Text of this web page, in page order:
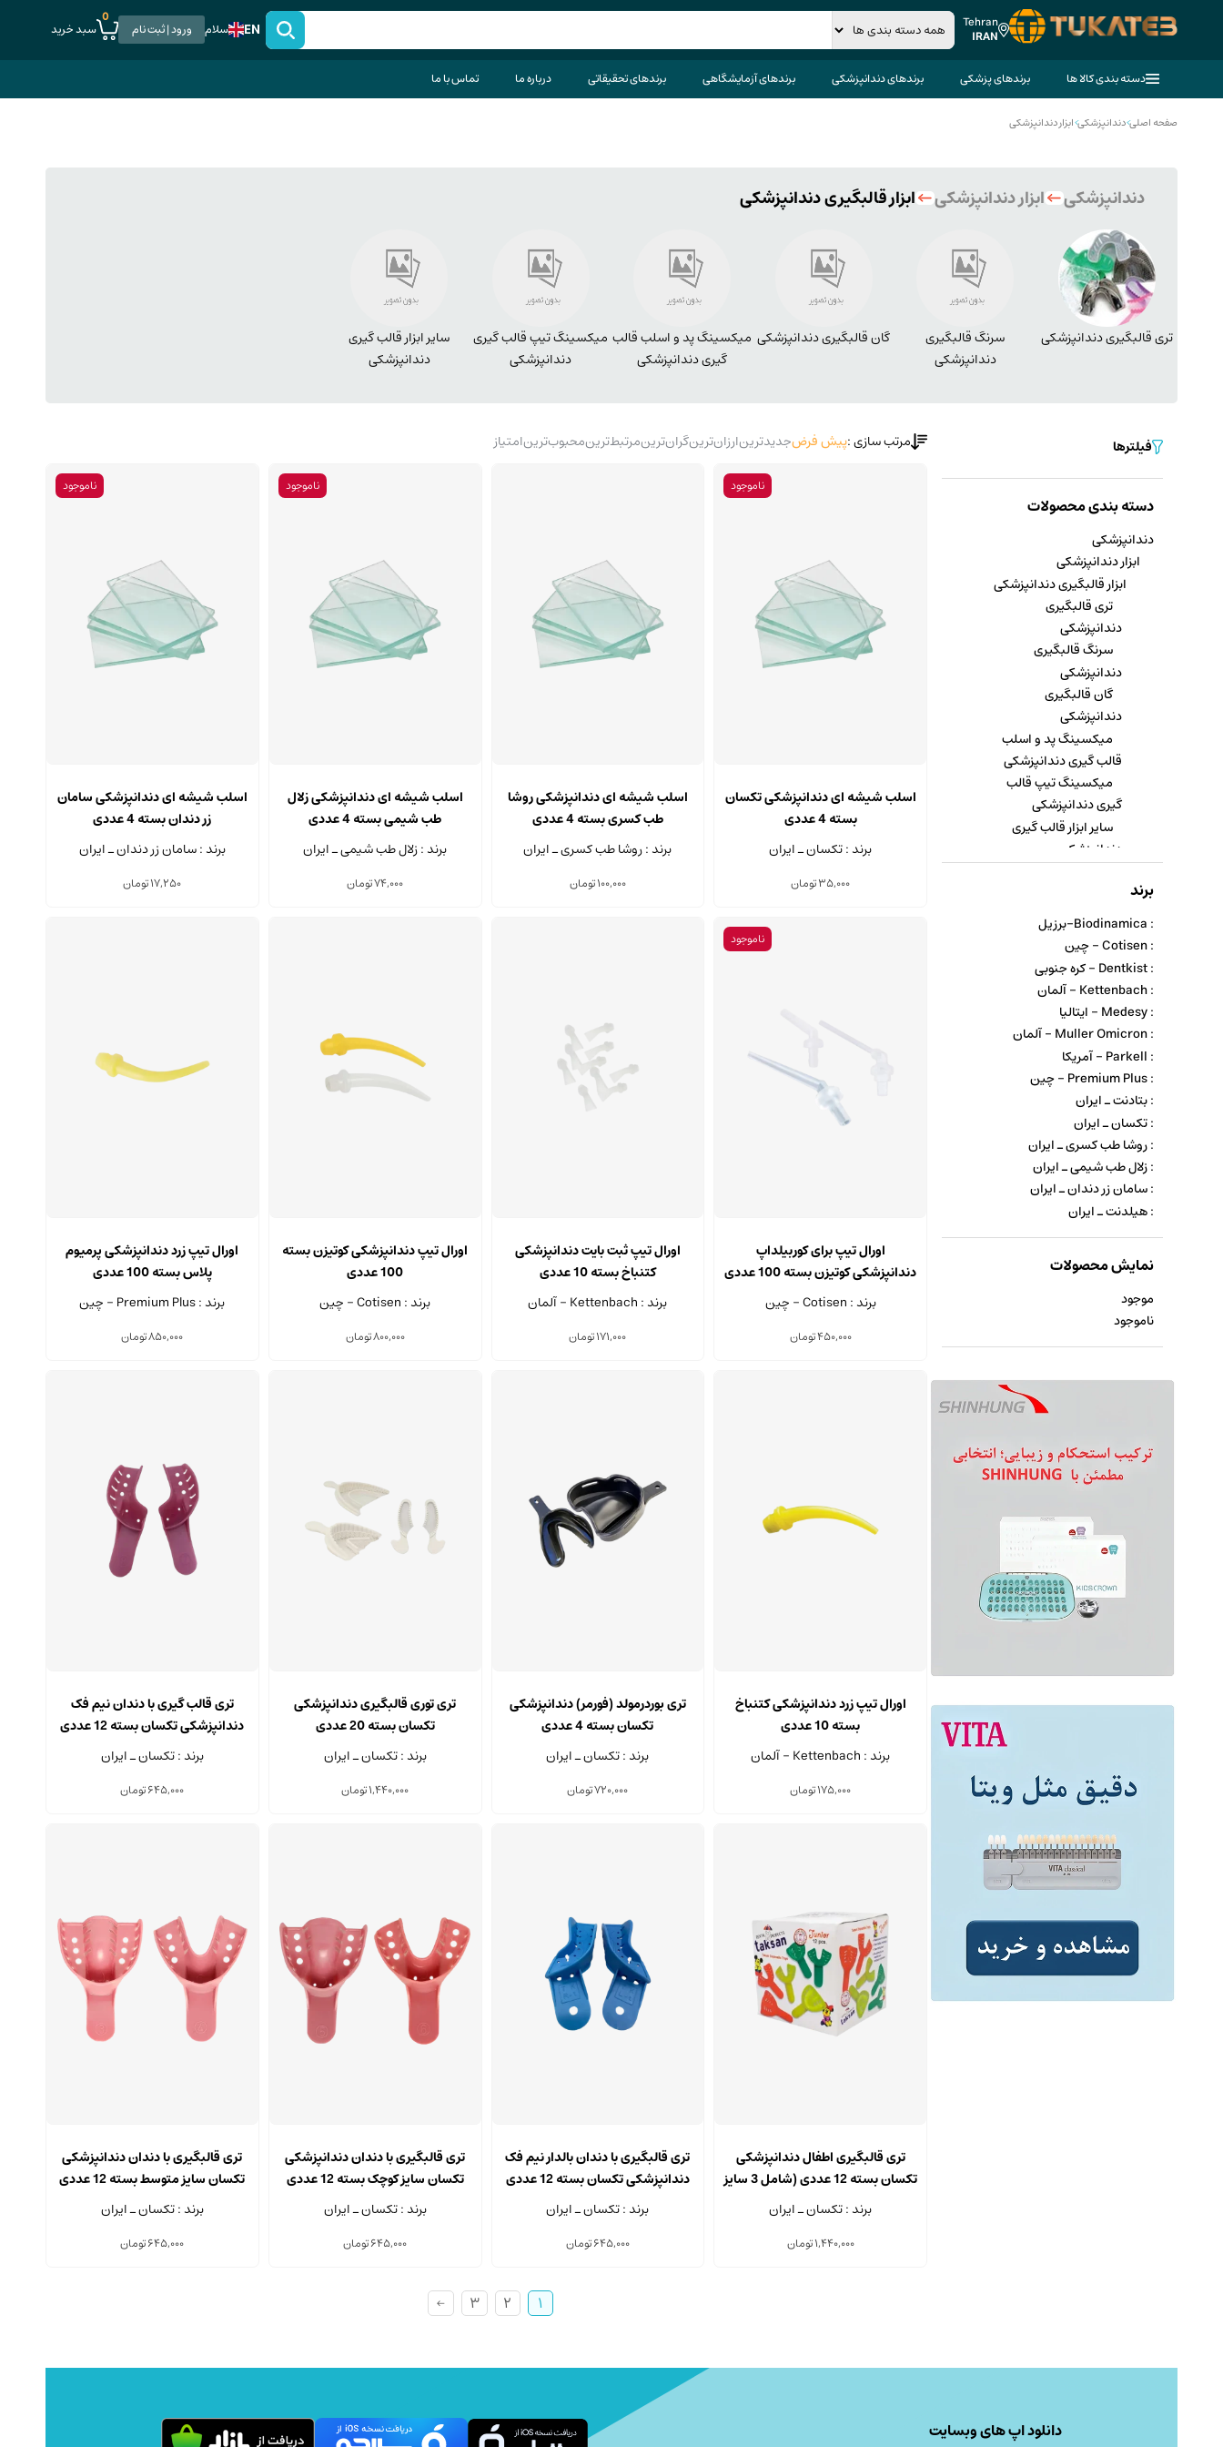
Tehran
IRAN
EN سلام ورود | ثبت نام
0
سبد خرید
دسته بندی کالا ها برندهای پزشکی برندهای دندانپزشکی برندهای آزمایشگاهی برندهای تحقیقاتی درباره ما تماس با ما
صفحه اصلی>دندانپزشکی>ابزار دندانپزشکی
دندانپزشکی ابزار دندانپزشکی ابزار قالبگیری دندانپزشکی
تری قالبگیری دندانپزشکی
سرنگ قالبگیری
دندانپزشکی
گان قالبگیری دندانپزشکی میکسینگ پد و اسلب قالب
گیری دندانپزشکی
میکسینگ تیپ قالب گیری
دندانپزشکی
سایر ابزار قالب گیری
دندانپزشکی
فیلترها
دسته بندی محصولات
دندانپزشکی
ابزار دندانپزشکی
ابزار قالبگیری دندانپزشکی
تری قالبگیری
دندانپزشکی
سرنگ قالبگیری
دندانپزشکی
گان قالبگیری
دندانپزشکی
میکسینگ پد و اسلب
قالب گیری دندانپزشکی
میکسینگ تیپ قالب
گیری دندانپزشکی
سایر ابزار قالب گیری
دندانپزشکی
دندانپزشکیبرند
: Biodinamica-برزیل
: Cotisen - چین
: Dentkist - کره جنوبی
: Kettenbach - آلمان
: Medesy - ایتالیا
: Muller Omicron - آلمان
: Parkell - آمریکا
: Premium Plus - چین
: بتادنت ـ ایران
: تکسان ـ ایران
: روشا طب کسری ـ ایران
: زلال طب شیمی ـ ایران
: سامان زر دندان ـ ایران
: هیلدنت ـ ایران
نمایش محصولات
موجود
ناموجود
مرتب سازی :پیش فرضجدیدترینارزان‌ترینگران‌ترینمرتبط‌ترینمحبوب‌ترینامتیاز
ناموجود
اسلب شیشه ای دندانپزشکی تکسان
بسته 4 عددی
برند : تکسان ـ ایران
35,000تومان
اسلب شیشه ای دندانپزشکی روشا
طب کسری بسته 4 عددی
برند : روشا طب کسری ـ ایران
100,000تومان
ناموجود
اسلب شیشه ای دندانپزشکی زلال
طب شیمی بسته 4 عددی
برند : زلال طب شیمی ـ ایران
74,000تومان
ناموجود
اسلب شیشه ای دندانپزشکی سامان
زر دندان بسته 4 عددی
برند : سامان زر دندان ـ ایران
17,250تومان
ناموجود
محصول
دارای
مختلفی
محصول
انتخاب
اورال تیپ برای کوربیلداپ
دندانپزشکی کوتیزن بسته 100 عددی
برند : Cotisen - چین
450,000تومان
اورال تیپ ثبت بایت دندانپزشکی
کتنباخ بسته 10 عددی
برند : Kettenbach - آلمان
171,000تومان
محصول
مختلفی
صفحه
انتخاب
شوند
اورال تیپ دندانپزشکی کوتیزن بسته
100 عددی
برند : Cotisen - چین
800,000تومان
اورال تیپ زرد دندانپزشکی پرمیوم
پلاس بسته 100 عددی
برند : Premium Plus - چین
850,000تومان
اورال تیپ زرد دندانپزشکی کتنباخ
بسته 10 عددی
برند : Kettenbach - آلمان
175,000تومان
تری بوردرمولد (فورمر) دندانپزشکی
تکسان بسته 4 عددی
برند : تکسان ـ ایران
720,000تومان
محصول
دارای
انواع
مختلفی
در
صفحه
محصول
انتخاب
شوند
تری توری قالبگیری دندانپزشکی
تکسان بسته 20 عددی
برند : تکسان ـ ایران
1,440,000تومان
تری قالب گیری با دندان نیم فک
دندانپزشکی تکسان بسته 12 عددی
برند : تکسان ـ ایران
645,000تومان
تری قالبگیری اطفال دندانپزشکی
تکسان بسته 12 عددی (شامل 3 سایز
مختلف)
برند : تکسان ـ ایران
1,440,000تومان
تری قالبگیری با دندان بالدار نیم فک
دندانپزشکی تکسان بسته 12 عددی
برند : تکسان ـ ایران
645,000تومان
تری قالبگیری با دندان دندانپزشکی
تکسان سایز کوچک بسته 12 عددی
برند : تکسان ـ ایران
645,000تومان
تری قالبگیری با دندان دندانپزشکی
تکسان سایز متوسط بسته 12 عددی
برند : تکسان ـ ایران
645,000تومان
1
2
3
←
دانلود اپ های وبسایت